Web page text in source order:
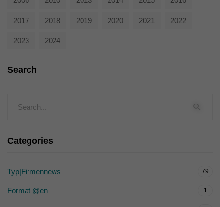
2017 2018 2019 2020 2021 2022
2023 2024
Search
Categories
Typ|Firmennews 79
Format @en 1